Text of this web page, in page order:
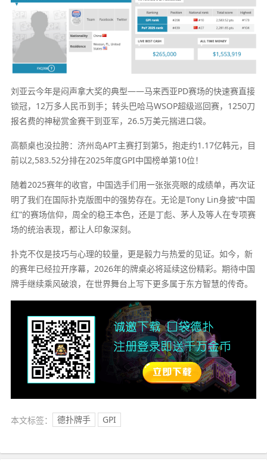
刘亚云今年是闷声拿大奖的典型——马来西亚PD赛场的快速赛直接
锁冠，12万多人民币到手；转头巴哈马WSOP超级巡回赛，1250刀
报名费的神秘赏金赛干到亚军，26.5万美元揣进口袋。
高额桌也没拉胯：济州岛APT主赛打到第5，抱走约1.17亿韩元，目
前以2,583.52分排在2025年度GPI中国榜单第10位！
随着2025赛年的收官，中国选手们用一张张亮眼的成绩单，再次证
明了我们在国际扑克版图中的强势存在。无论是Tony Lin身披“中国
红”的赛场信仰，周全的稳王本色，还是丁彪、茅人及等人在专项赛
场的统治表现，都让人印象深刻。
扑克不仅是技巧与心理的较量，更是毅力与热爱的见证。如今，新
的赛年已经拉开序幕，2026年的牌桌必将延续这份精彩。期待中国
牌手继续乘风破浪，在世界舞台上写下更多属于东方智慧的传奇。
本文标签： 德扑牌手 GPI